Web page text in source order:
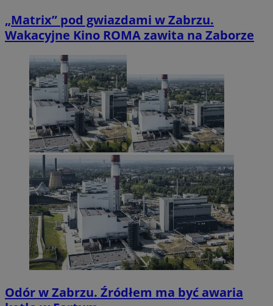
„Matrix” pod gwiazdami w Zabrzu.
Wakacyjne Kino ROMA zawita na Zaborze
Odór w Zabrzu. Źródłem ma być awaria